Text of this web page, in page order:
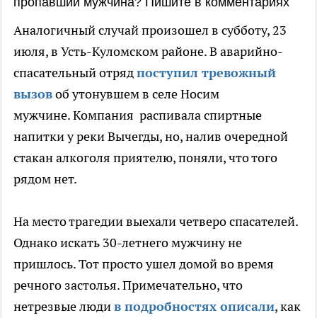
Аналогичный случай произошел в субботу, 23
июля, в Усть-Куломском районе. В аварийно-
спасательный отрядпоступил тревожный
вызовоб утонувшем в селе Носим
мужчине. Компания распивала спиртные
напитки у реки Вычегды, но, налив очередной
стакан алкоголя приятелю, поняли, что того
рядом нет.
На место трагедии выехали четверо спасателей.
Однако искать 30-летнего мужчину не
пришлось. Тот просто ушел домой во время
речного застолья. Примечательно, что
нетрезвые людив подробностях описали, как